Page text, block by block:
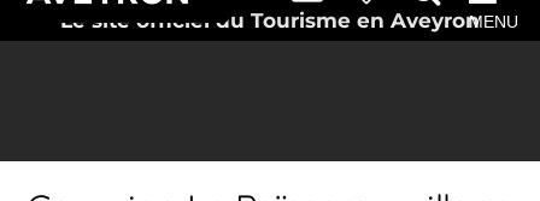
Le site officiel du Tourisme en AveyronMENU